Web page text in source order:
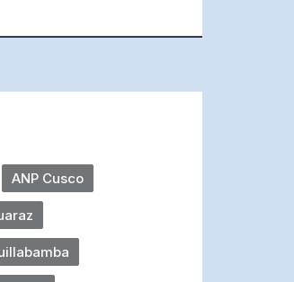
ANP Cusco